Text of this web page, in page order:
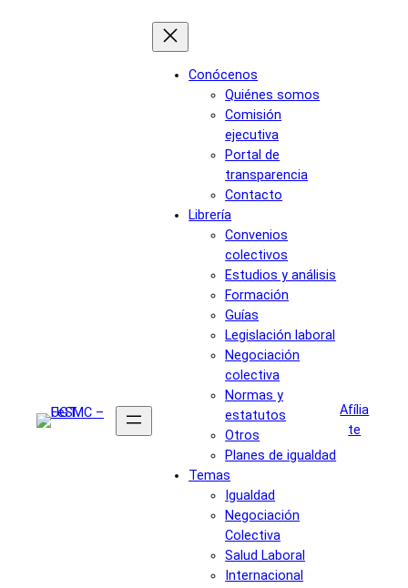
Conócenos
Quiénes somos
Comisión
ejecutiva
Portal de
transparencia
Contacto
Librería
Convenios
colectivos
Estudios y análisis
Formación
Guías
Legislación laboral
Negociación
colectiva
Normas y
estatutos
Otros
Planes de igualdad
Temas
Igualdad
Negociación
Colectiva
Salud Laboral
Internacional
Afília
te